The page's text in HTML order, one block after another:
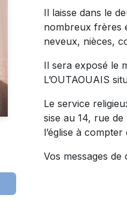
Il laisse dans le
nombreux frères
neveux, nièces,
Il sera exposé le
L’OUTAOUAIS
Le service
sise au 14, rue
l’église à compter
Vos messages